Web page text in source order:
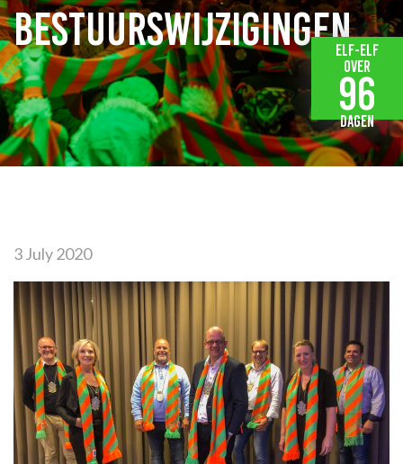
Bestuurswijzigingen
3 July 2020
Elf-elf
over
96
dagen